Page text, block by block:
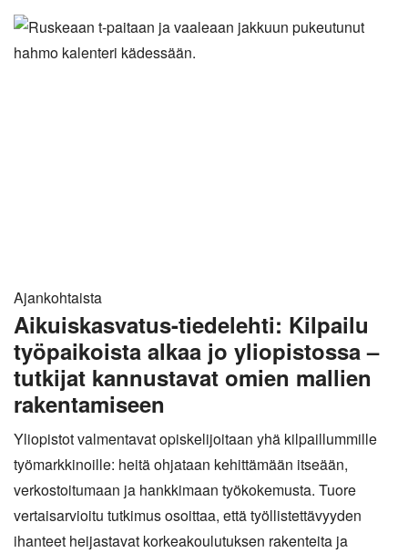
Ajankohtaista
Aikuiskasvatus-tiedelehti: Kilpailu
työpaikoista alkaa jo yliopistossa –
tutkijat kannustavat omien mallien
rakentamiseen
Yliopistot valmentavat opiskelijoitaan yhä kilpaillummille
työmarkkinoille: heitä ohjataan kehittämään itseään,
verkostoitumaan ja hankkimaan työkokemusta. Tuore
vertaisarvioitu tutkimus osoittaa, että työllistettävyyden
ihanteet heijastavat korkeakoulutuksen rakenteita ja